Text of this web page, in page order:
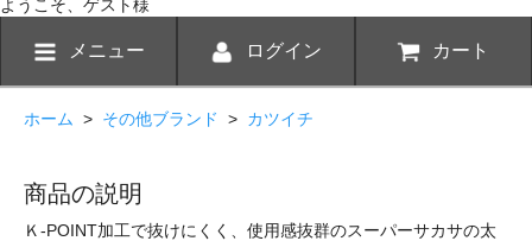
ようこそ、ゲスト様
メニュー ログイン カート
ホーム > その他ブランド > カツイチ
商品の説明
Ｋ-POINT加工で抜けにくく、使用感抜群のスーパーサカサの太